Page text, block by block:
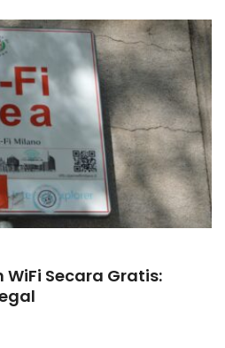
Secara Gratis: